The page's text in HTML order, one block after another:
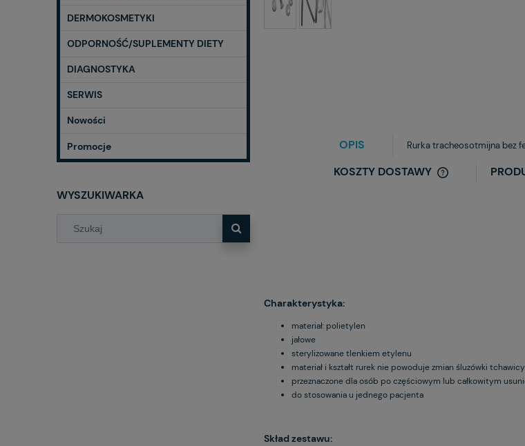
DERMOKOSMETYKI
ODPORNOŚĆ/SUPLEMENTY DIETY
DIAGNOSTYKA
SERWIS
Nowości
Promocje
WYSZUKIWARKA
OPIS Rurka tracheosotmijna bez
KOSZTY DOSTAWY
Charakterystyka:
materiał: polietylen
jałowe
sterylizowane tlenkiem etylenu
materiał i kształt rurek nie powoduje zmian śluzówki
przeznaczone dla osób po częściowym lub całkowitym
do stosowania u jednego pacjenta
Skład zestawu: